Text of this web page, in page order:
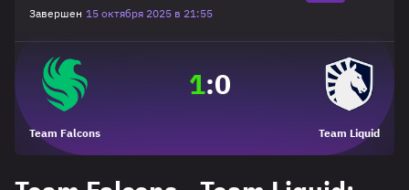
Завершен 15 октября 2025 в 21:55
Team Falcons
1:0
Team Liquid